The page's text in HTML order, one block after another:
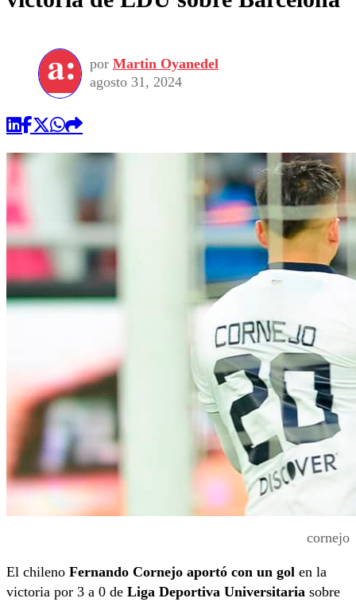
por Martin Oyanedel
agosto 31, 2024
cornejo
El chileno Fernando Cornejo aportó con un gol en la
victoria por 3 a 0 de Liga Deportiva Universitaria sobre